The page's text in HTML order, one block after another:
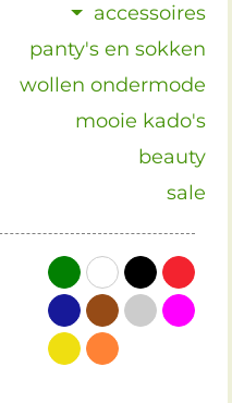
accessoires
panty's en sokken
wollen ondermode
mooie kado's
beauty
sale
groenwit zwartrood
blauwbruingrijsroze
geeloranje